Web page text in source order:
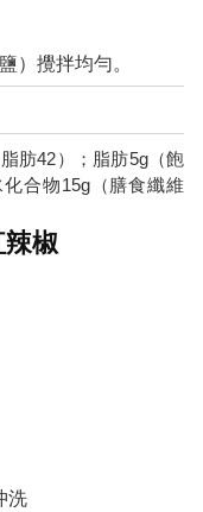
）攪拌均勻。
肪42）；脂肪5g（飽
合物15g（膳食纖維
椒
洗